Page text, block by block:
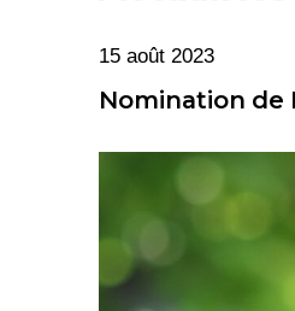
15 août 2023
Nomination de